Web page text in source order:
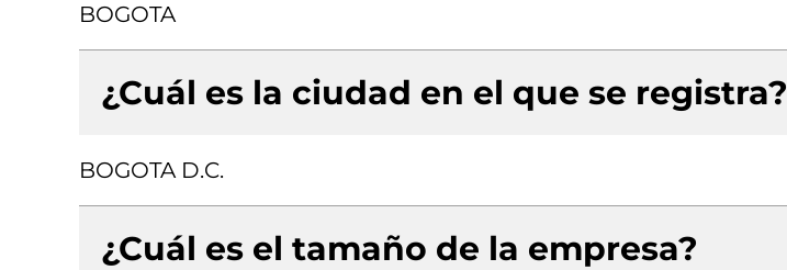
BOGOTA
¿Cuál es la ciudad en el que se registra?
BOGOTA D.C.
¿Cuál es el tamaño de la empresa?